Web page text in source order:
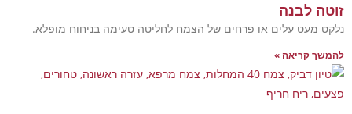
עלים או פרחים של הצמח לחליטה טעימה בניחוח מופלא.
»